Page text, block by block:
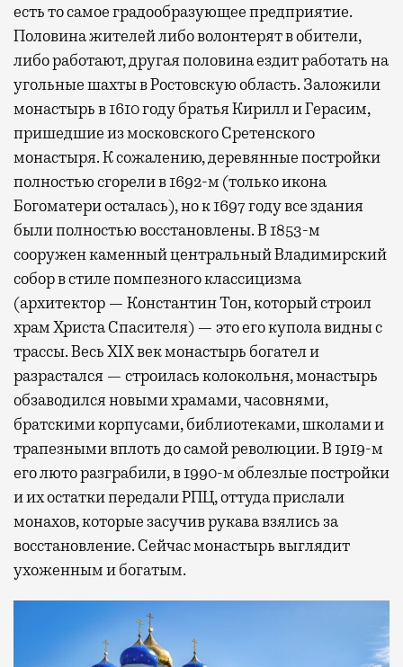
есть то самое градообразующее предприятие.
Половина жителей либо волонтерят в обители,
либо работают, другая половина ездит работать на
угольные шахты в Ростовскую область. Заложили
монастырь в 1610 году братья Кирилл и Герасим,
пришедшие из московского Сретенского
монастыря. К сожалению, деревянные постройки
полностью сгорели в 1692-м (только икона
Богоматери осталась), но к 1697 году все здания
были полностью восстановлены. В 1853-м
сооружен каменный центральный Владимирский
собор в стиле помпезного классицизма
(архитектор — Константин Тон, который строил
храм Христа Спасителя) — это его купола видны с
трассы. Весь XIX век монастырь богател и
разрастался — строилась колокольня, монастырь
обзаводился новыми храмами, часовнями,
братскими корпусами, библиотеками, школами и
трапезными вплоть до самой революции. В 1919-м
его люто разграбили, в 1990-м облезлые постройки
и их остатки передали РПЦ, оттуда прислали
монахов, которые засучив рукава взялись за
восстановление. Сейчас монастырь выглядит
ухоженным и богатым.